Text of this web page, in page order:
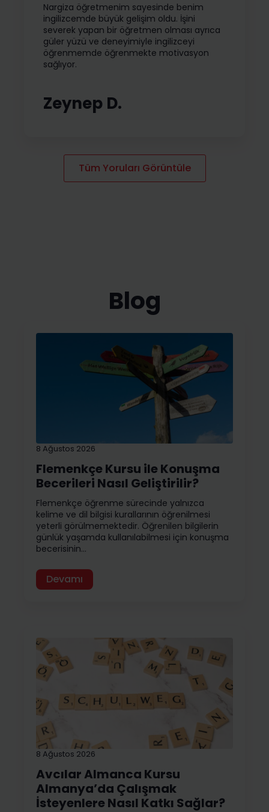
Nargiza öğretmenim sayesinde benim
ingilizcemde büyük gelişim oldu. İşini
severek yapan bir öğretmen olması ayrıca
güler yüzü ve deneyimiyle ingilizceyi
öğrenmemde öğrenmekte motivasyon
sağlıyor.
Zeynep D.
Tüm Yoruları Görüntüle
Blog
Flemenkçe Kursu ile Konuşma
Becerileri Nasıl Geliştirilir?
8 Ağustos 2026
Flemenkçe öğrenme sürecinde yalnızca
kelime ve dil bilgisi kurallarının öğrenilmesi
yeterli görülmemektedir. Öğrenilen bilgilerin
günlük yaşamda kullanılabilmesi için konuşma
becerisinin…
Devamı
Avcılar Almanca Kursu
Almanya’da Çalışmak
İsteyenlere Nasıl Katkı Sağlar?
8 Ağustos 2026